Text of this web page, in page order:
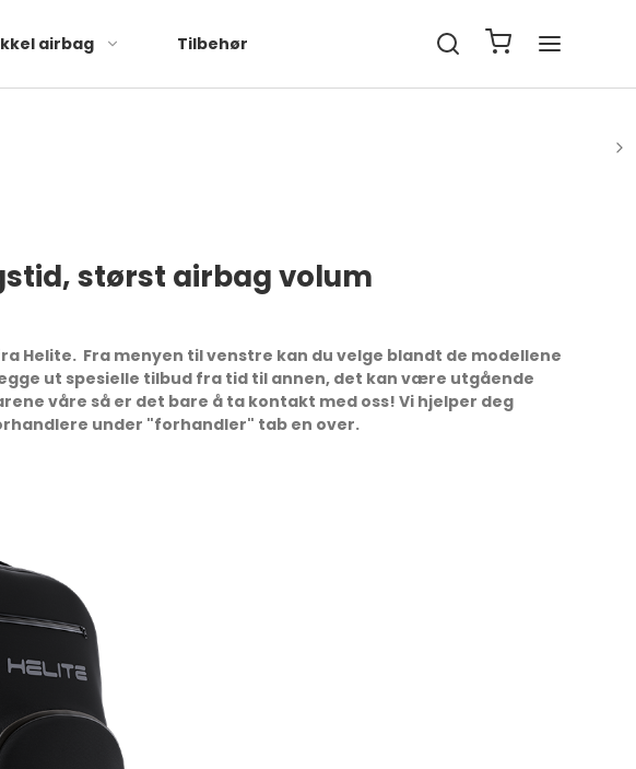
farger
airbag Tilbehør
størst airbag volum
Helite. Fra menyen til venstre kan du velge blandt de modellene
ut spesielle tilbud fra tid til annen, det kan være utgående
våre så er det bare å ta kontakt med oss! Vi hjelper deg
under "forhandler" tab en over.